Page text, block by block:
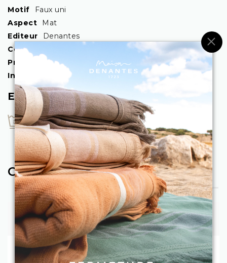
Motif
Faux uni
Aspect
Mat
Editeur
Denantes
Composition
88% Polypropylène - 12% PES recyclé
Produit
Coussin
In&Outdoor
Intérieur et extérieur
Entretien
eodnU
COMPLÉTEZ VOTRE PANIER
×